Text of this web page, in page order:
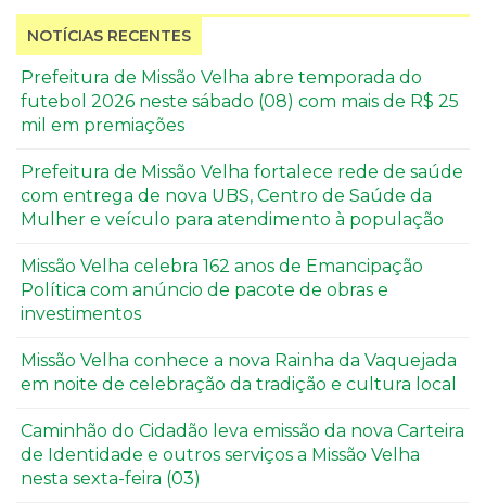
NOTÍCIAS RECENTES
Prefeitura de Missão Velha abre temporada do
futebol 2026 neste sábado (08) com mais de R$ 25
mil em premiações
Prefeitura de Missão Velha fortalece rede de saúde
com entrega de nova UBS, Centro de Saúde da
Mulher e veículo para atendimento à população
Missão Velha celebra 162 anos de Emancipação
Política com anúncio de pacote de obras e
investimentos
Missão Velha conhece a nova Rainha da Vaquejada
em noite de celebração da tradição e cultura local
Caminhão do Cidadão leva emissão da nova Carteira
de Identidade e outros serviços a Missão Velha
nesta sexta-feira (03)